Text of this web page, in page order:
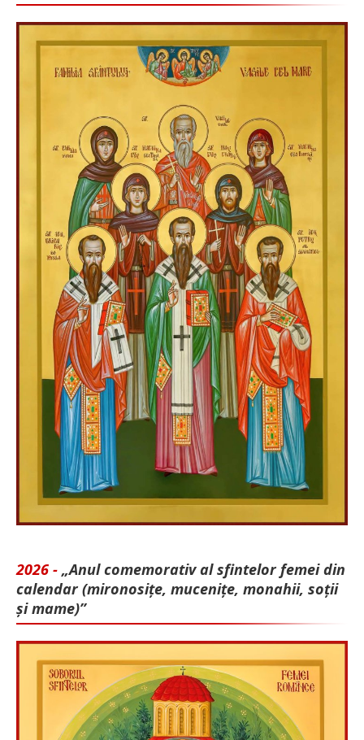
2026 - „Anul comemorativ al sfintelor femei din
calendar (mironosițe, mu­cenițe, monahii, soții
și mame)”